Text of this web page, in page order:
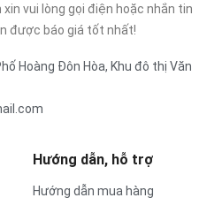
vui lòng gọi điện hoặc nhắn tin
được báo giá tốt nhất!
Hoàng Đôn Hòa, Khu đô thị Văn
Hướng dẫn, hỗ trợ
Hướng dẫn mua hàng